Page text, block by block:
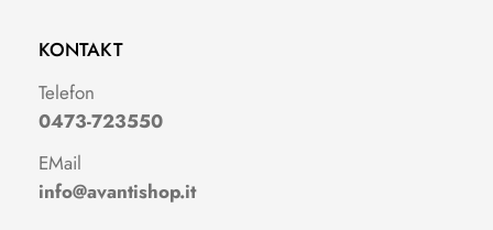
KONTAKT
Telefon
0473-723550
EMail
info@avantishop.it